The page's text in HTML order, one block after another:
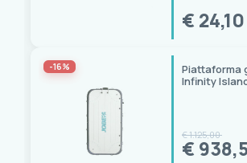
€ 24,10
-16%
Piattaforma
Infinity
€ 1.125,00
€